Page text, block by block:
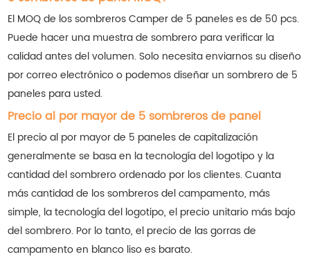
El MOQ de los sombreros Camper de 5 paneles es de 50 pcs.
Puede hacer una muestra de sombrero para verificar la
calidad antes del volumen. Solo necesita enviarnos su diseño
por correo electrónico o podemos diseñar un sombrero de 5
paneles para usted.
Precio al por mayor de 5 sombreros de panel
El precio al por mayor de 5 paneles de capitalización
generalmente se basa en la tecnología del logotipo y la
cantidad del sombrero ordenado por los clientes. Cuanta
más cantidad de los sombreros del campamento, más
simple, la tecnología del logotipo, el precio unitario más bajo
del sombrero. Por lo tanto, el precio de las gorras de
campamento en blanco liso es barato.